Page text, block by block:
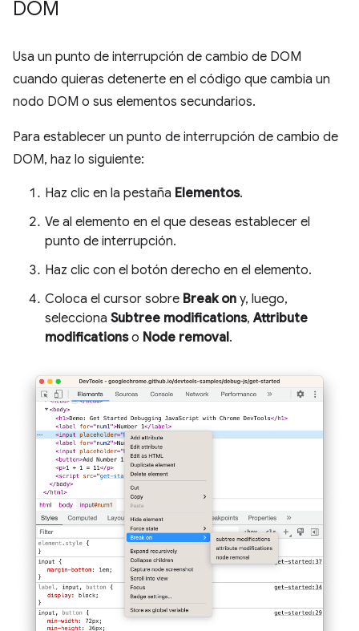
DOM
Usa un punto de interrupción de cambio de DOM
cuando quieras detenerte en el código que cambia un
nodo DOM o sus elementos secundarios.
Para establecer un punto de interrupción de cambio de
DOM, haz lo siguiente:
Haz clic en la pestaña Elementos.
Ve al elemento en el que deseas establecer el
punto de interrupción.
Haz clic con el botón derecho en el elemento.
Coloca el cursor sobre Break on y, luego,
selecciona Subtree modifications,Attribute
modificationso Node removal.